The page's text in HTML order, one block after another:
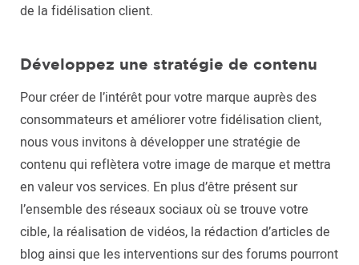
de la fidélisation client.
Développez une stratégie de contenu
Pour créer de l’intérêt pour votre marque auprès des
consommateurs et améliorer votre fidélisation client,
nous vous invitons à développer une stratégie de
contenu qui reflètera votre image de marque et mettra
en valeur vos services. En plus d’être présent sur
l’ensemble des réseaux sociaux où se trouve votre
cible, la réalisation de vidéos, la rédaction d’articles de
blog ainsi que les interventions sur des forums pourront